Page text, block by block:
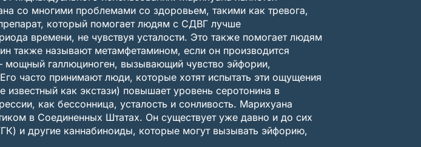
со многими проблемами со здоровьем, такими как тревога,
который помогает людям с СДВГ лучше
времени, не чувствуя усталости. Это также помогает людям
также называют метамфетамином, если он производится
мощный галлюциноген, вызывающий чувство эйфории,
часто принимают люди, которые хотят испытать эти ощущения
как экстази) повышает уровень серотонина в
как бессонница, усталость и сонливость. Марихуана
в Соединенных Штатах. Он существует уже давно и до сих
и другие каннабиноиды, которые могут вызывать эйфорию,